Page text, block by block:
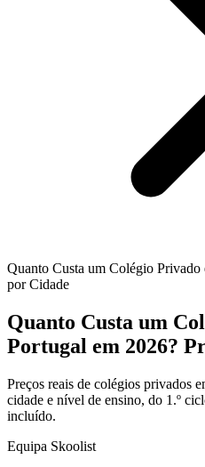
Quanto Custa um Colégio Privado
por Cidade
Quanto Custa um
Portugal em 2026?
Preços reais de colégios privados
cidade e nível de ensino, do 1.º
incluído.
Equipa Skoolist